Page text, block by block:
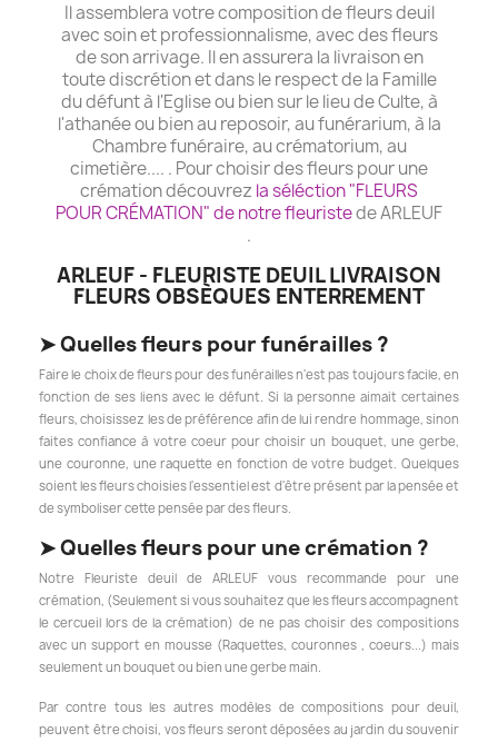
Il assemblera votre composition de fleurs deuil
avec soin et professionnalisme, avec des fleurs
de son arrivage. Il en assurera la livraison en
toute discrétion et dans le respect de la Famille
du défunt à l'Eglise ou bien sur le lieu de Culte, à
l'athanée ou bien au reposoir, au funérarium, à la
Chambre funéraire, au crématorium, au
cimetière.... . Pour choisir des fleurs pour une
crémation découvrez la séléction "FLEURS
POUR CRÉMATION" de notre fleuristede ARLEUF
.
ARLEUF - FLEURISTE DEUIL LIVRAISON
FLEURS OBSÈQUES ENTERREMENT
➤Quelles fleurs pour funérailles ?
Faire le choix de fleurs pour des funérailles n'est pas toujours facile, en
fonction de ses liens avec le défunt. Si la personne aimait certaines
fleurs, choisissez les de préférence afin de lui rendre hommage, sinon
faites confiance à votre coeur pour choisir un bouquet, une gerbe,
une couronne, une raquette en fonction de votre budget. Quelques
soient les fleurs choisies l'essentiel est d'être présent par la pensée et
de symboliser cette pensée par des fleurs.
➤Quelles fleurs pour une crémation ?
Notre Fleuriste deuil de ARLEUF vous recommande pour une
crémation, (Seulement si vous souhaitez que les fleurs accompagnent
le cercueil lors de la crémation) de ne pas choisir des compositions
avec un support en mousse (Raquettes, couronnes , coeurs...) mais
seulement un bouquet ou bien une gerbe main.
Par contre tous les autres modèles de compositions pour deuil,
peuvent être choisi, vos fleurs seront déposées au jardin du souvenir